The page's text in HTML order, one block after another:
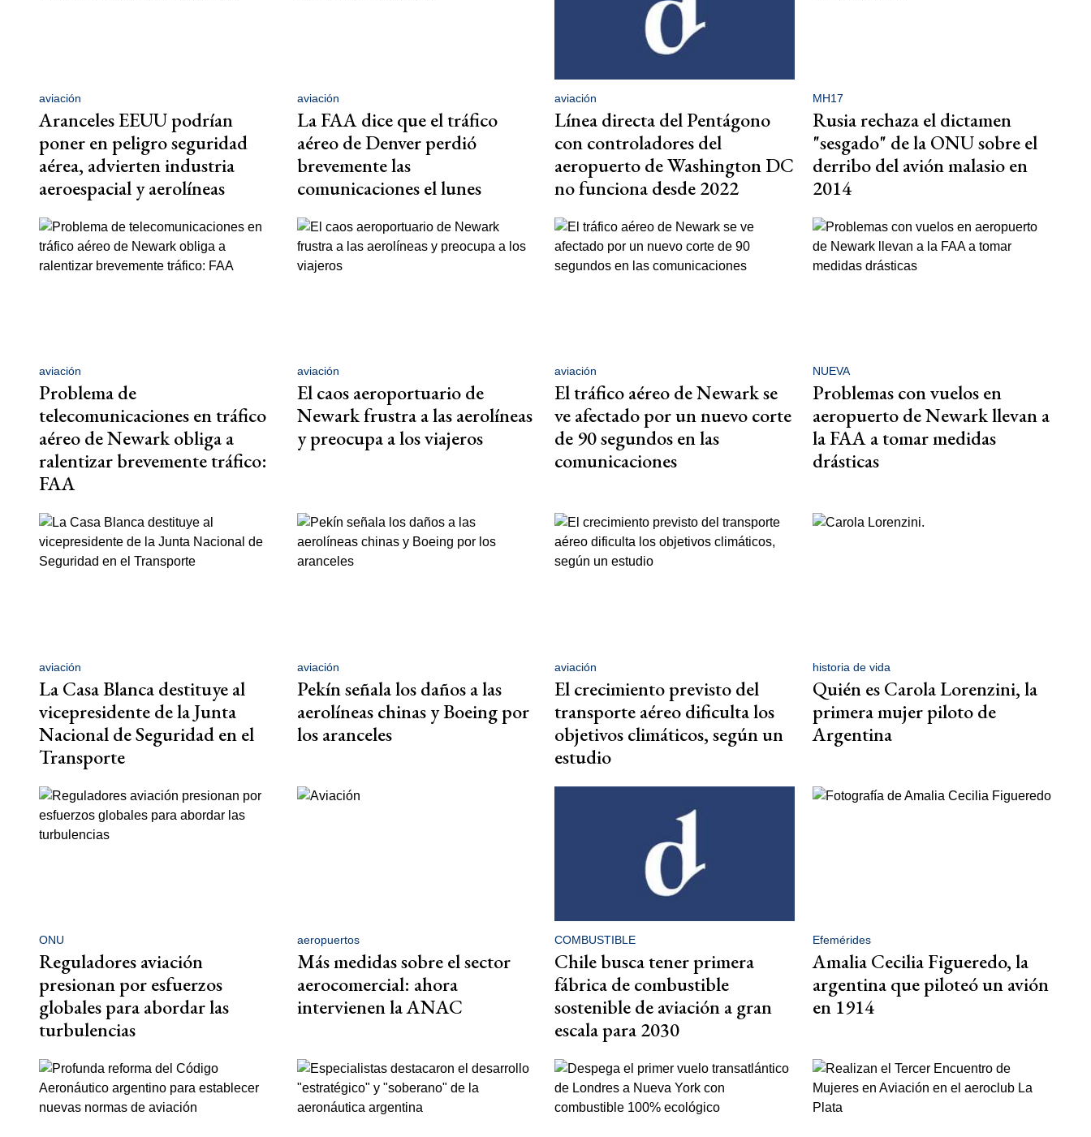
aviación
Aranceles EEUU podrían
poner en peligro seguridad
aérea, advierten industria
aeroespacial y aerolíneas
aviación
La FAA dice que el tráfico
aéreo de Denver perdió
brevemente las
comunicaciones el lunes
aviación
Línea directa del Pentágono
con controladores del
aeropuerto de Washington DC
no funciona desde 2022
MH17
Rusia rechaza el dictamen
"sesgado" de la ONU sobre el
derribo del avión malasio en
2014
aviación
Problema de
telecomunicaciones en tráfico
aéreo de Newark obliga a
ralentizar brevemente tráfico:
FAA
aviación
El caos aeroportuario de
Newark frustra a las aerolíneas
y preocupa a los viajeros
aviación
El tráfico aéreo de Newark se
ve afectado por un nuevo corte
de 90 segundos en las
comunicaciones
NUEVA
Problemas con vuelos en
aeropuerto de Newark llevan a
la FAA a tomar medidas
drásticas
aviación
La Casa Blanca destituye al
vicepresidente de la Junta
Nacional de Seguridad en el
Transporte
aviación
Pekín señala los daños a las
aerolíneas chinas y Boeing por
los aranceles
aviación
El crecimiento previsto del
transporte aéreo dificulta los
objetivos climáticos, según un
estudio
historia de vida
Quién es Carola Lorenzini, la
primera mujer piloto de
Argentina
ONU
Reguladores aviación
presionan por esfuerzos
globales para abordar las
turbulencias
aeropuertos
Más medidas sobre el sector
aerocomercial: ahora
intervienen la ANAC
COMBUSTIBLE
Chile busca tener primera
fábrica de combustible
sostenible de aviación a gran
escala para 2030
Efemérides
Amalia Cecilia Figueredo, la
argentina que piloteó un avión
en 1914